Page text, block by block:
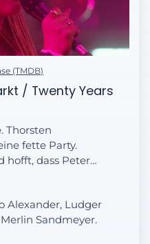
(TMDB)
/ Twenty Years
Thorsten
fette Party.
hofft, dass Peter
Party kommen
kommen sich
Alexander, Ludger
Sandmeyer.